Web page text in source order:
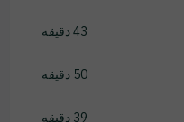
43 دقیقه
50 دقیقه
39 دقیقه